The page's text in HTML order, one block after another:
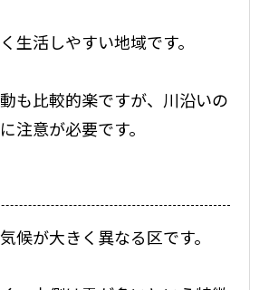
生活しやすい地域です。
も比較的楽ですが、川沿いの
注意が必要です。
候が大きく異なる区です。